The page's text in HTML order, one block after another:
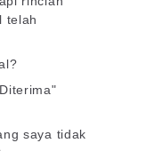
telah
saya tidak